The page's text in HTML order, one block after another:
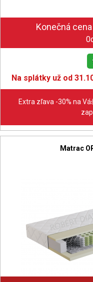
Na splátky už od
Extra zľava -30% na
Matrac